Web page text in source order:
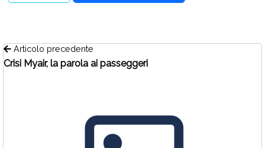
Articolo precedente
Crisi Myair, la parola ai passeggeri